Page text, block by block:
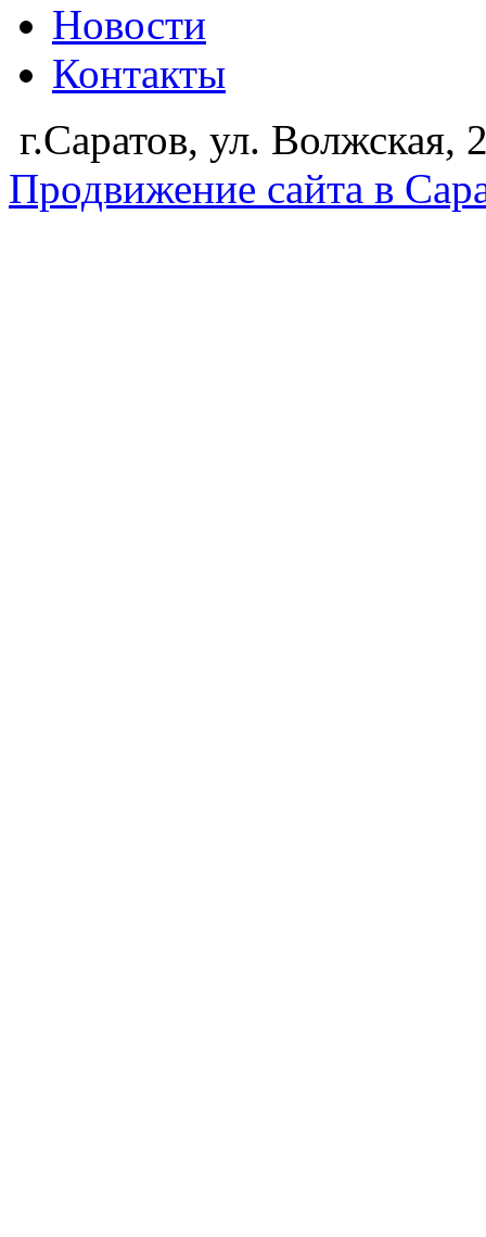
Новости
Контакты
г.Саратов, ул.
Продвижение сайта в